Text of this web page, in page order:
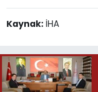
Kaynak: İHA